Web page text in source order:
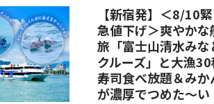
【新宿発】＜8/10緊
急値下げ＞爽やかな
旅「富士山清水みな
クルーズ」と大漁
寿司食べ放題＆みか
が濃厚でつめた～い